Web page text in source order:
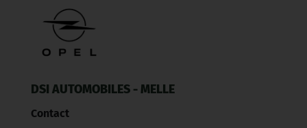
DSI AUTOMOBILES - MELLE
Contact